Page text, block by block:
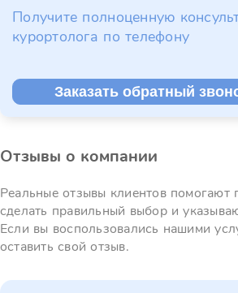
Получите полноценную
курортолога по телефону
Заказать обратный
Отзывы о компании
Реальные отзывы клиентов помогают
сделать правильный выбор и
Если вы воспользовались нашими
оставить свой отзыв.